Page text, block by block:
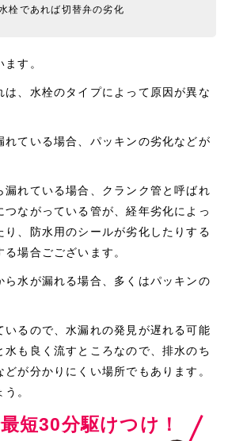
栓であれば切替弁の劣化
す。
は、水栓のタイプによって原因が異な
れている場合、パッキンの劣化などが
漏れている場合、クランク管と呼ばれ
つながっている管が、経年劣化によっ
り、防水用のシールが劣化したりする
場合ごございます。
ら水が漏れる場合、多くはパッキンの
いるので、水漏れの発見が遅れる可能
水も良く流すところなので、排水のち
どが分かりにくい場所でもあります。
。
短30分駆けつけ！